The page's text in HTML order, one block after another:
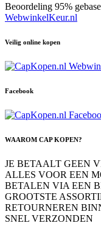
Beoordeling 95%
WebwinkelKeur.nl
Veilig online kopen
Facebook
WAAROM CAP KOPEN?
JE BETAALT GEEN
ALLES VOOR EEN
BETALEN VIA EEN
GROOTSTE
RETOURNEREN
SNEL VERZONDEN